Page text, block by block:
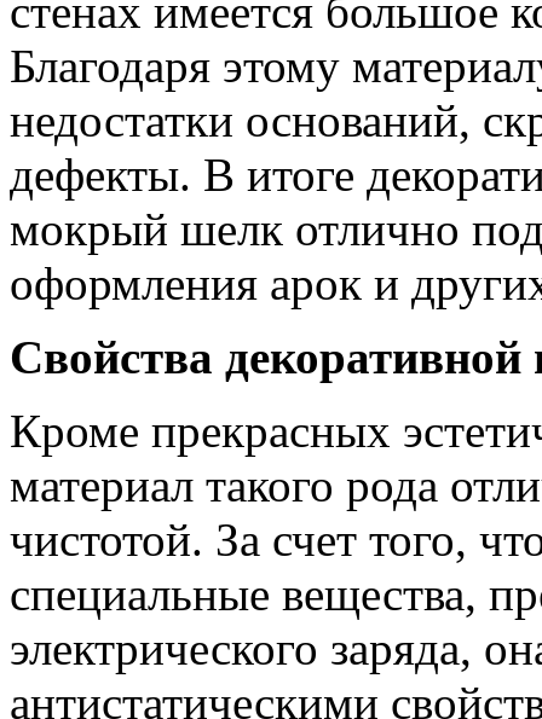
стенах имеется большое
Благодаря этому
недостатки оснований,
дефекты. В итоге
мокрый шелк отлично
оформления арок и
Свойства
Кроме прекрасных
материал такого рода
чистотой. За счет того,
специальные вещества,
электрического заряда,
антистатическими